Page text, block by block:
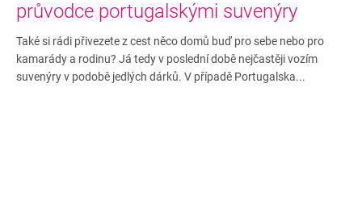
průvodce portugalskými suvenýry
Také si rádi přivezete z cest něco domů buď pro sebe nebo pro
kamarády a rodinu? Já tedy v poslední době nejčastěji vozím
suvenýry v podobě jedlých dárků. V případě Portugalska...